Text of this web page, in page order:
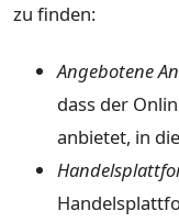
zu finden:
Angebotene
dass der
anbietet, in